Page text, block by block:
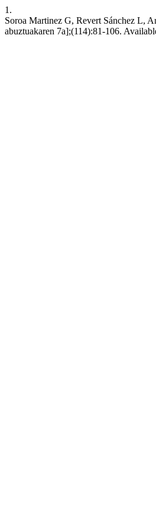
1.
Soroa Martinez G, Revert Sánchez L,
abuztuakaren 7a];(114):81-106.